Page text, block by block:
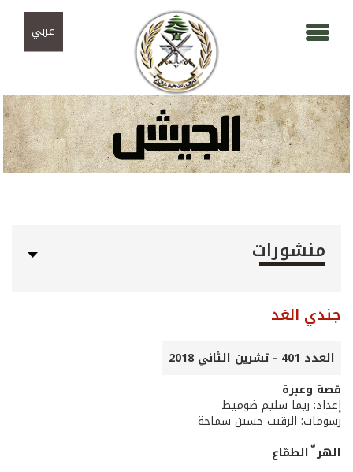
عربي
منشورات
جندي الغد
العدد 401 - تشرين الثاني 2018
قصة وعبرة
إعداد: ريما سليم ضوميط
رسومات: الرقيب حسين سماحة
الهر ّ الطمّاع